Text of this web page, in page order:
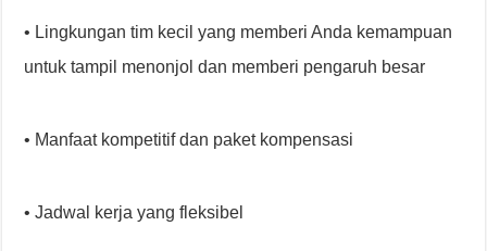
• Lingkungan tim kecil yang memberi Anda kemampuan
untuk tampil menonjol dan memberi pengaruh besar
• Manfaat kompetitif dan paket kompensasi
• Jadwal kerja yang fleksibel